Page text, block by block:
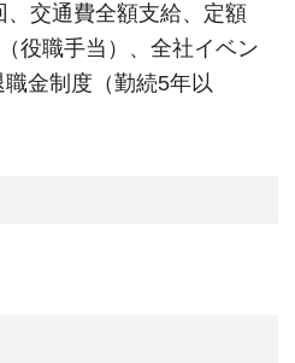
交通費全額支給、定額
役職手当）、全社イベン
職金制度（勤続5年以